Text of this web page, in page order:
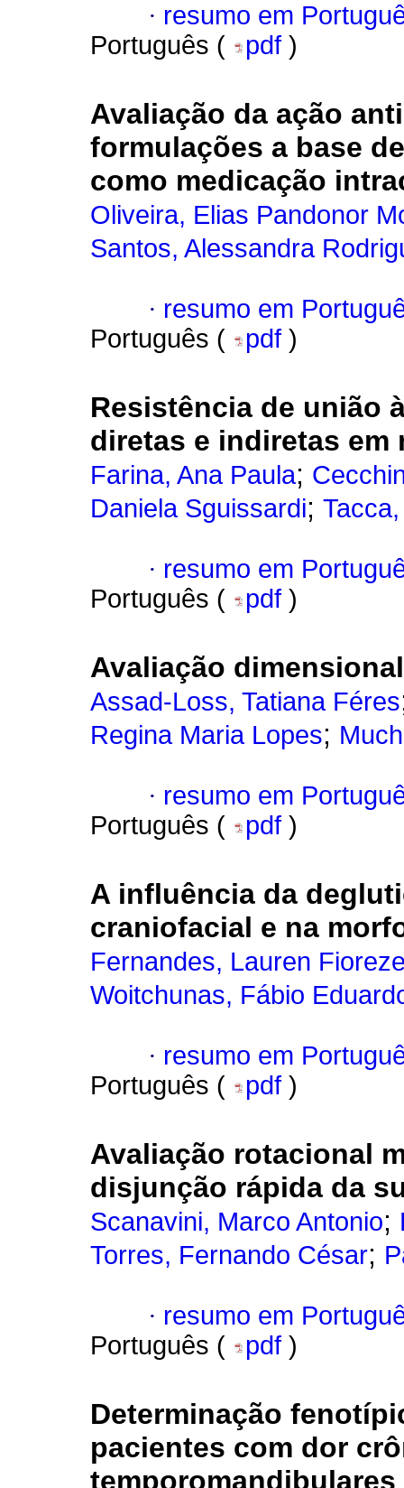
· resumo em
Português (
pdf )
Avaliação da ação
formulações a base
como medicação
Oliveira, Elias Pandonor
Santos, Alessandra
· resumo em
Português (
pdf )
Resistência de união
diretas e indiretas em
Farina, Ana Paula;
Daniela Sguissardi;
· resumo em
Português (
pdf )
Avaliação
Assad-Loss, Tatiana Féres
Regina Maria Lopes;
· resumo em
Português (
pdf )
A influência da
craniofacial e na
Fernandes, Lauren
Woitchunas, Fábio
· resumo em
Português (
pdf )
Avaliação rotacional
disjunção rápida da
Scanavini, Marco Antonio;
Torres, Fernando César;
· resumo em
Português (
pdf )
Determinação
pacientes com dor
temporomandibulares